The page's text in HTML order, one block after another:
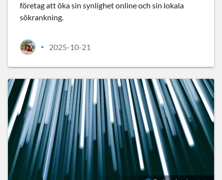
företag att öka sin synlighet online och sin lokala
sökrankning.
• 2025-10-21